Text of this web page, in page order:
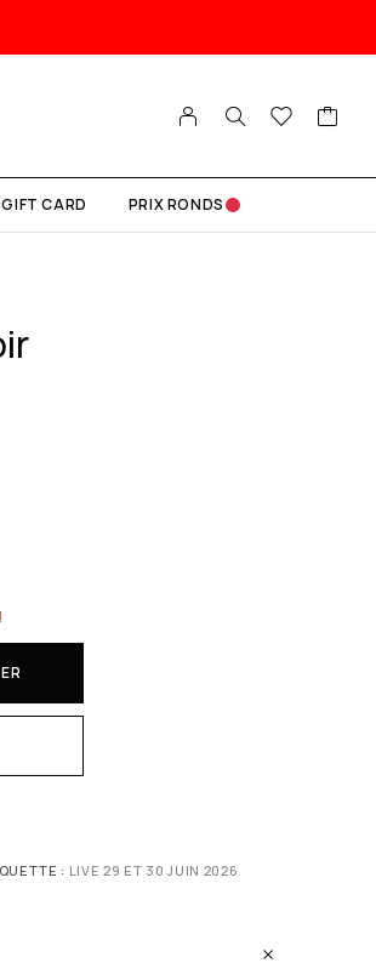
GIFT CARD PRIX RONDS
: LIVE 29 ET 30 JUIN 2026